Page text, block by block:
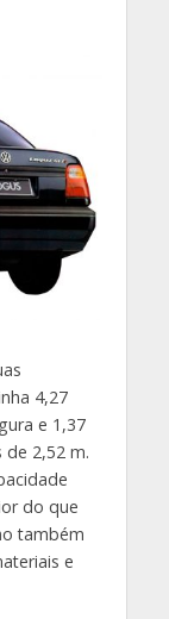
4,27
e 1,37
2,52 m.
do que
também
e